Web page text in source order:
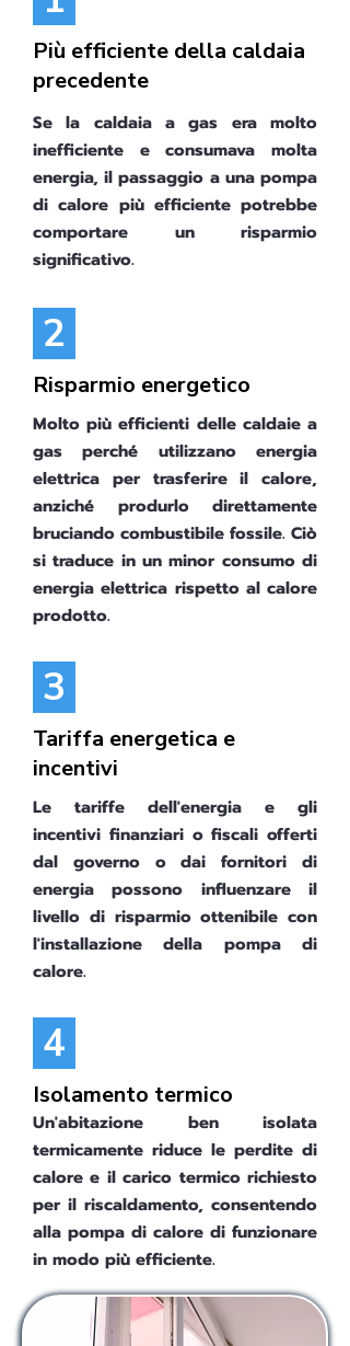
Più efficiente della caldaia
precedente
Se la caldaia a gas era molto
inefficiente e consumava molta
energia, il passaggio a una pompa
di calore più efficiente potrebbe
comportare un risparmio
significativo.
2
Risparmio energetico
Molto più efficienti delle caldaie a
gas perché utilizzano energia
elettrica per trasferire il calore,
anziché produrlo direttamente
bruciando combustibile fossile. Ciò
si traduce in un minor consumo di
energia elettrica rispetto al calore
prodotto.
3
Tariffa energetica e
incentivi
Le tariffe dell'energia e gli
incentivi finanziari o fiscali offerti
dal governo o dai fornitori di
energia possono influenzare il
livello di risparmio ottenibile con
l'installazione della pompa di
calore.
4
Isolamento termico
Un'abitazione ben isolata
termicamente riduce le perdite di
calore e il carico termico richiesto
per il riscaldamento, consentendo
alla pompa di calore di funzionare
in modo più efficiente.